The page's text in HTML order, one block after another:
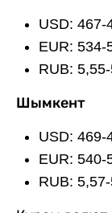
USD: 467-
EUR: 534-
RUB:
Шымкент
USD: 469-
EUR: 540-
RUB: